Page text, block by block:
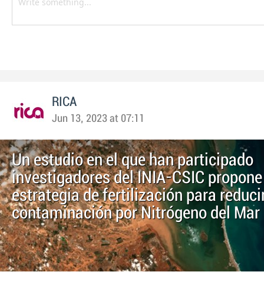
RICA
Jun 13, 2023 at 07:11
Un estudio en el que han participado
investigadores del INIA-CSIC
estrategia de fertilización para
contaminación por Nitrógeno del Mar